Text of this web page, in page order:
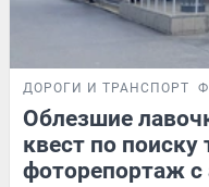
ДОРОГИ И ТРАНСПОРТ
Облезшие
квест по поиску
фоторепортаж с